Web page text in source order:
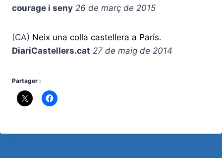
courage i seny 26 de març de 2015
(CA) Neix una colla castellera a París.
DiariCastellers.cat 27 de maig de 2014
Partager :